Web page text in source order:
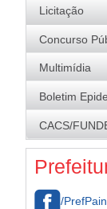
Licitação
Editais
Atas de
Resultados
Economia
Contratos
Concurso
Concursos
Resultados
Multimídia
Galeria de
Brasão
Boletim
CACS/
/